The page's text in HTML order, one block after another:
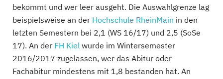
bekommt und wer leer ausgeht. Die Auswahlgrenze lag
beispielsweise an der Hochschule RheinMain in den
letzten Semestern bei 2,1 (WS 16/17) und 2,5 (SoSe
17). An der FH Kiel wurde im Wintersemester
2016/2017 zugelassen, wer das Abitur oder
Fachabitur mindestens mit 1,8 bestanden hat. An